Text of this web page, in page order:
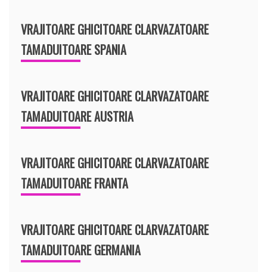
VRAJITOARE GHICITOARE CLARVAZATOARE
TAMADUITOARE SPANIA
VRAJITOARE GHICITOARE CLARVAZATOARE
TAMADUITOARE AUSTRIA
VRAJITOARE GHICITOARE CLARVAZATOARE
TAMADUITOARE FRANTA
VRAJITOARE GHICITOARE CLARVAZATOARE
TAMADUITOARE GERMANIA